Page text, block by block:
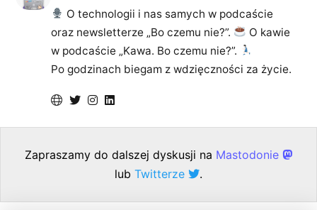
O technologii i nas samych w podcaście
oraz newsletterze „Bo czemu nie?”.
O kawie
w podcaście „Kawa. Bo czemu nie?”.
Po godzinach biegam z wdzięczności za życie.
Zapraszamy do dalszej dyskusji na Mastodonie
lub Twitterze .